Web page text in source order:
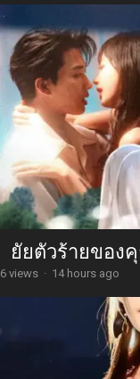
ยัยตัวร้ายของ
6 views · 14 hours ago